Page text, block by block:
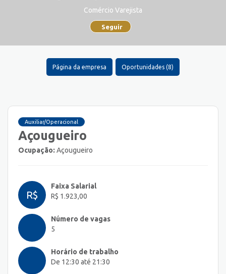
Comércio Varejista
Seguir
Página da empresa Oportunidades (8)
Auxiliar/Operacional
Açougueiro
Ocupação: Açougueiro
R$
Faixa Salarial
R$ 1.923,00
Número de vagas
5
Horário de trabalho
De 12:30 até 21:30